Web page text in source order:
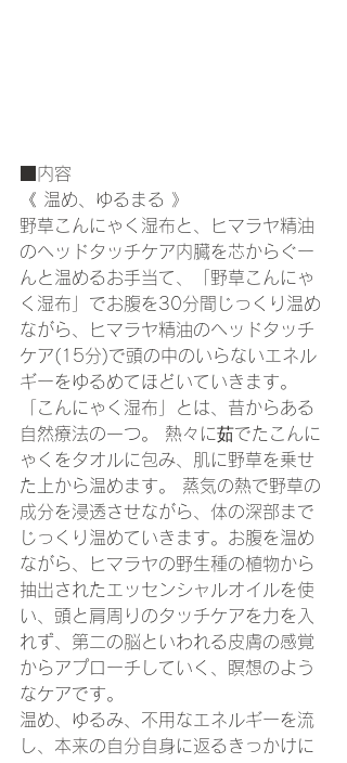
■内容
《 温め、ゆるまる 》
野草こんにゃく湿布と、ヒマラヤ精油
のヘッドタッチケア内臓を芯からぐー
んと温めるお手当て、「野草こんにゃ
く湿布」でお腹を30分間じっくり温め
ながら、ヒマラヤ精油のヘッドタッチ
ケア(15分)で頭の中のいらないエネル
ギーをゆるめてほどいていきます。
「こんにゃく湿布」とは、昔からある
自然療法の一つ。 熱々に茹でたこんに
ゃくをタオルに包み、肌に野草を乗せ
た上から温めます。 蒸気の熱で野草の
成分を浸透させながら、体の深部まで
じっくり温めていきます。お腹を温め
ながら、ヒマラヤの野生種の植物から
抽出されたエッセンシャルオイルを使
い、頭と肩周りのタッチケアを力を入
れず、第二の脳といわれる皮膚の感覚
からアプローチしていく、瞑想のよう
なケアです。
温め、ゆるみ、不用なエネルギーを流
し、本来の自分自身に返るきっかけに